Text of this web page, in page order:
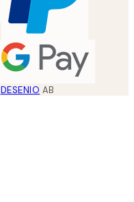
DESENIO AB